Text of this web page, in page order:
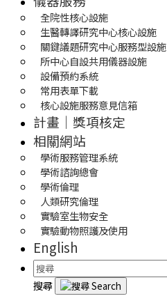
全院性核心設施
生醫轉譯研究中心核心設施
關鍵議題研究中心服務型設施
所中心自設共用儀器設施
設備預約系統
常用表單下載
核心設施服務意見信箱
計畫｜獎項核定
相關網站
學術服務管理系統
學術諮詢總會
學術倫理
人類研究倫理
實驗室生物安全
實驗動物照護及使用
English
搜尋